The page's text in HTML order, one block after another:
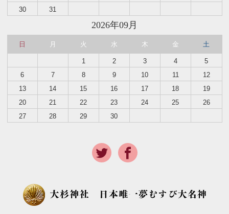
30
31
2026年09月
日 月 火 水 木 金 土
1 2 3 4
5
6
7 8 9 10 11
12
13
14 15 16 17 18
19
20
21 22 23 24 25
26
27
28 29 30